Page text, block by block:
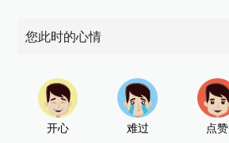
您此时的心情
开心 难过 点赞